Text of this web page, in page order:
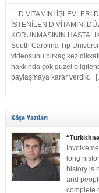
D VİTAMİNİ İŞLEVLERİ
İSTENİLEN D VİTAMİNİ
KORUNMASININ
South Carolina Tıp
videosunu birkaç kez
hakkında çok güzel
paylaşmaya karar verdik.
Köşe Yazıları
long
history is
and
complete